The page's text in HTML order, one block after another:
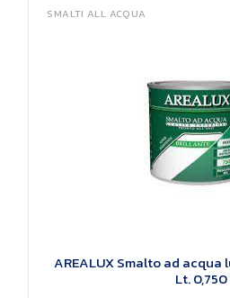
SMALTI ALL ACQUA
AREALUX Smalto ad acqua
Lt. 0,750